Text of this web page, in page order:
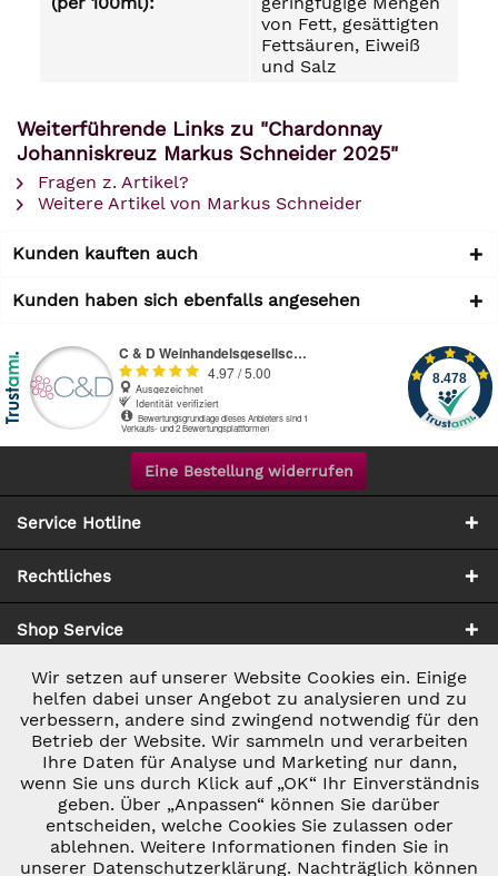
von Fett, gesättigten
Fettsäuren, Eiweiß
und Salz
Weiterführende Links zu "Chardonnay
Johanniskreuz Markus Schneider 2025"
Fragen z. Artikel?
Weitere Artikel von Markus Schneider
Kunden kauften auch
Kunden haben sich ebenfalls angesehen
Eine Bestellung widerrufen
Service Hotline
Rechtliches
Shop Service
Zahlung & Versand
* ALLE PREISE INKL. GESETZL. UMSATZSTEUER ZZGL.
VERSANDKOSTEN UND GGF. NACHNAHMEGEBÜHREN, WENN NICHT
Notwendig Aktiv
Marketing Inaktiv
Tracking Inaktiv
Wir setzen auf unserer Website Cookies ein. Einige
helfen dabei unser Angebot zu analysieren und zu
verbessern, andere sind zwingend notwendig für den
Betrieb der Website. Wir sammeln und verarbeiten
Ihre Daten für Analyse und Marketing nur dann,
wenn Sie uns durch Klick auf „OK“ Ihr Einverständnis
geben. Über „Anpassen“ können Sie darüber
entscheiden, welche Cookies Sie zulassen oder
ablehnen. Weitere Informationen finden Sie in
unserer Datenschutzerklärung. Nachträglich können